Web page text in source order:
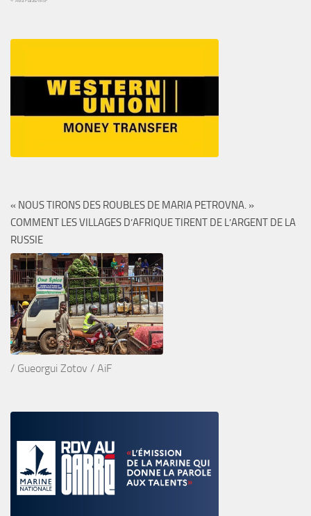
« NOUS TIRONS DES ROUBLES DE MARIA PETROVNA. »
COMMENT LES VILLAGES D’AFRIQUE TIRENT DE L’ARGENT DE LA
RUSSIE
/ Gueorgui Zotov / AiF